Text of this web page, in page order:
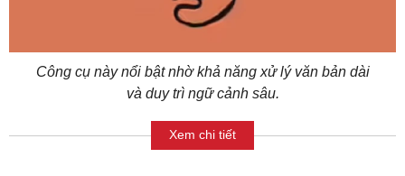
Công cụ này nổi bật nhờ khả năng xử lý văn bản dài
và duy trì ngữ cảnh sâu.
Xem chi tiết